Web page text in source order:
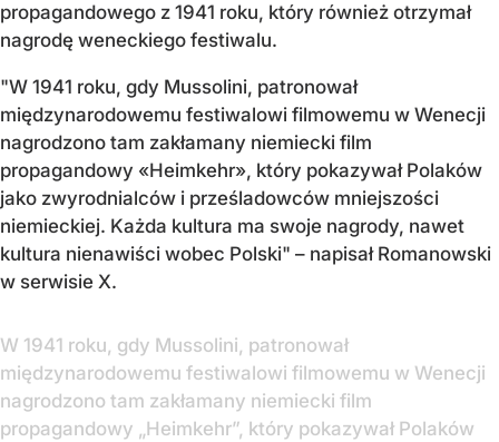
propagandowego z 1941 roku, który również otrzymał
nagrodę weneckiego festiwalu.
"W 1941 roku, gdy Mussolini, patronował
międzynarodowemu festiwalowi filmowemu w Wenecji
nagrodzono tam zakłamany niemiecki film
propagandowy «Heimkehr», który pokazywał Polaków
jako zwyrodnialców i prześladowców mniejszości
niemieckiej. Każda kultura ma swoje nagrody, nawet
kultura nienawiści wobec Polski" – napisał Romanowski
w serwisie X.
W 1941 roku, gdy Mussolini, patronował
międzynarodowemu festiwalowi filmowemu w Wenecji
nagrodzono tam zakłamany niemiecki film
propagandowy „Heimkehr”, który pokazywał Polaków